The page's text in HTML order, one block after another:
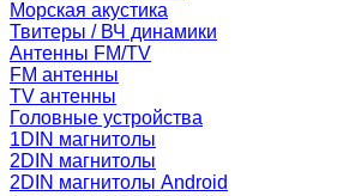
Морская акустика
Твитеры / ВЧ динамики
Антенны FM/TV
FM антенны
TV антенны
Головные устройства
1DIN магнитолы
2DIN магнитолы
2DIN магнитолы Android